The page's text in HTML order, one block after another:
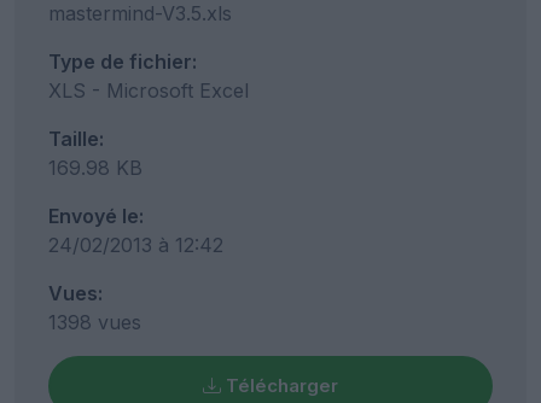
mastermind-V3.5.xls
Type de fichier:
XLS - Microsoft Excel
Taille:
169.98 KB
Envoyé le:
24/02/2013 à 12:42
Vues:
1398 vues
Télécharger